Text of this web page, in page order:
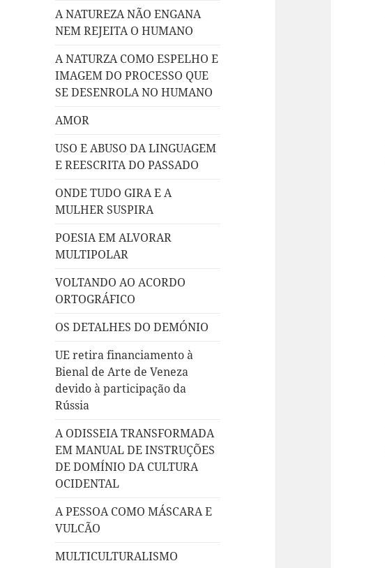
A NATUREZA NÃO ENGANA
NEM REJEITA O HUMANO
A NATURZA COMO ESPELHO E
IMAGEM DO PROCESSO QUE
SE DESENROLA NO HUMANO
AMOR
USO E ABUSO DA LINGUAGEM
E REESCRITA DO PASSADO
ONDE TUDO GIRA E A
MULHER SUSPIRA
POESIA EM ALVORAR
MULTIPOLAR
VOLTANDO AO ACORDO
ORTOGRÁFICO
OS DETALHES DO DEMÓNIO
UE retira financiamento à
Bienal de Arte de Veneza
devido à participação da
Rússia
A ODISSEIA TRANSFORMADA
EM MANUAL DE INSTRUÇÕES
DE DOMÍNIO DA CULTURA
OCIDENTAL
A PESSOA COMO MÁSCARA E
VULCÃO
MULTICULTURALISMO